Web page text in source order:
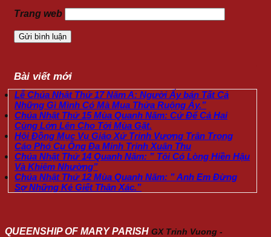
Trang web
Bài viết mới
Lễ Chúa Nhật Thứ 17 Năm A: Người Ấy bán Tất Cả
Những Gì Mình Có Mà Mua Thửa Ruộng Ấy.”
Chúa Nhật Thứ 15 Mùa Quanh Năm: Cứ Để Cả Hai
Cùng Lớn Lên Cho Tới Mùa Gặt.
Hội Đồng Mục Vụ Giáo Xứ Trinh Vương Trân Trọng
Cáo Phó Cụ Ông Đa Minh Trịnh Xuân Thu
Chúa Nhật Thứ 14 Quanh Năm: ” Tôi Có Lòng Hiền Hậu
Và Khiêm Nhường”
Chúa Nhật Thứ 12 Mùa Quanh Năm: ” Anh Em Đừng
Sợ Những Kẻ Giết Thân Xác.”
QUEENSHIP OF MARY PARISH GX Trinh Vuong -